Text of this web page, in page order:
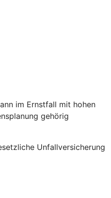
im Ernstfall mit hohen
gehörig
Unfallversicherung